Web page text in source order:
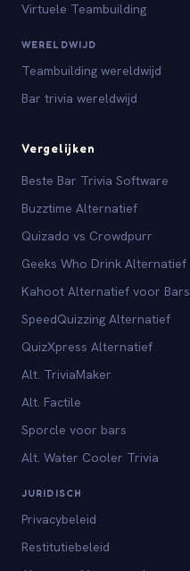
Virtuele Teambuilding
WERELDWIJD
Teambuilding wereldwijd
Bar trivia wereldwijd
Vergelijken
Beste Bar Trivia Software
Buzztime Alternatief
Quizado vs Crowdpurr
Geeks Who Drink Alternatief
Kahoot Alternatief voor Bars
SpeedQuizzing Alternatief
QuizXpress Alternatief
Alt. TriviaMaker
Alt. Factile
Sporcle voor bars
Alt. Water Cooler Trivia
JURIDISCH
Privacybeleid
Restitutiebeleid